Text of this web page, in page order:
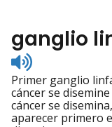
ganglio
Listen
to
pronunciation
Primer ganglio
cáncer se
cáncer se
aparecer primero